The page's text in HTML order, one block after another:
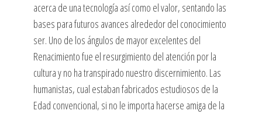
acerca de una tecnología así­ como el valor, sentando las
bases para futuros avances alrededor del conocimiento
ser. Uno de los ángulos de mayor excelentes del
Renacimiento fue el resurgimiento del atención por la
cultura y no ha transpirado nuestro discernimiento. Las
humanistas, cual estaban fabricados estudiosos de la
Edad convencional, si no le importa hacerse amiga de la